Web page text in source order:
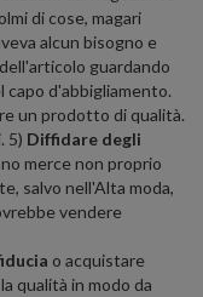
di cose, magari
alcun bisogno e
guardando
capo d'abbigliamento.
un prodotto di qualità.
5) Diffidare degli
merce non proprio
salvo nell'Alta moda,
vendere
o acquistare
qualità in modo da